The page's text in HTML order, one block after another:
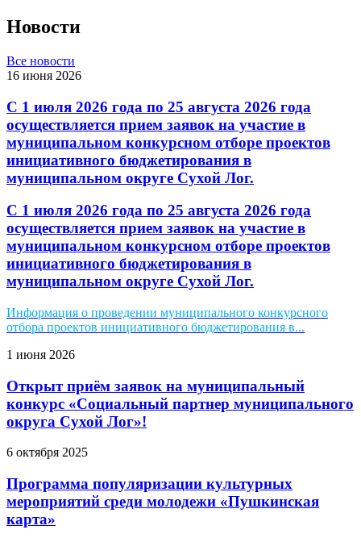
Новости
Все новости
16 июня 2026
С 1 июля 2026 года по 25 августа 2026 года
осуществляется прием заявок на участие в
муниципальном конкурсном отборе проектов
инициативного бюджетирования в
муниципальном округе Сухой Лог.
С 1 июля 2026 года по 25 августа 2026 года
осуществляется прием заявок на участие в
муниципальном конкурсном отборе проектов
инициативного бюджетирования в
муниципальном округе Сухой Лог.
Информация о проведении муниципального конкурсного
отбора проектов инициативного бюджетирования в...
1 июня 2026
Открыт приём заявок на муниципальный
конкурс «Социальный партнер муниципального
округа Сухой Лог»!
6 октября 2025
Программа популяризации культурных
мероприятий среди молодежи «Пушкинская
карта»